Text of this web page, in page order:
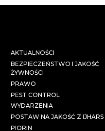
AKTUALNOŚCI
BEZPIECZEŃSTWO I JAKOŚĆ
ŻYWNOŚCI
PRAWO
PEST CONTROL
WYDARZENIA
POSTAW NA JAKOŚĆ Z IJHARS
PIORIN